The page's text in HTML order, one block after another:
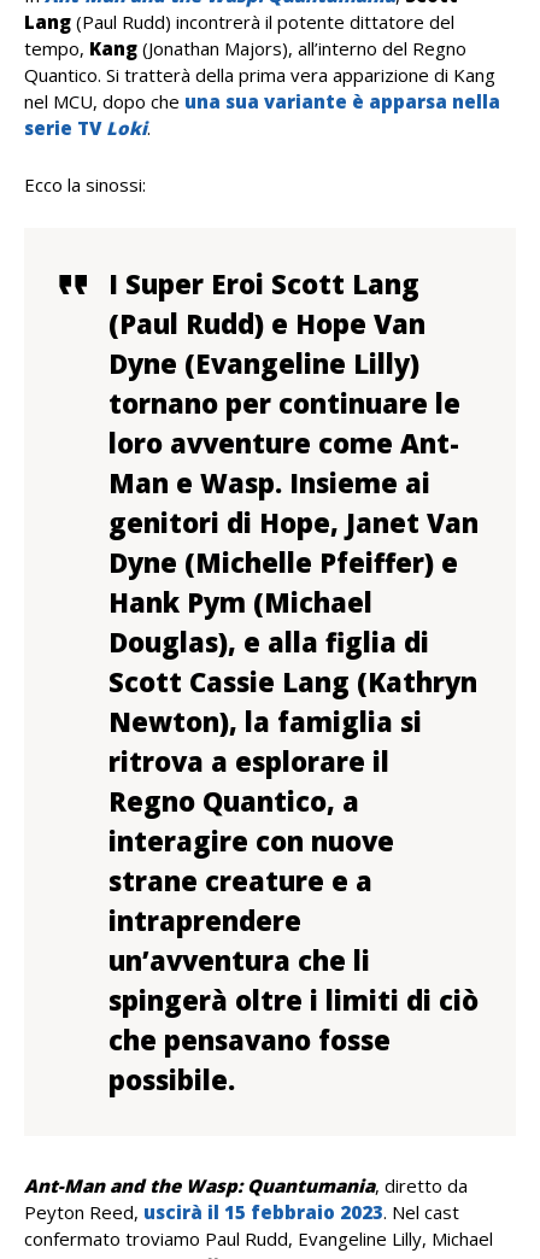
Lang (Paul Rudd) incontrerà il potente dittatore del
tempo, Kang (Jonathan Majors), all’interno del Regno
Quantico. Si tratterà della prima vera apparizione di Kang
nel MCU, dopo che una sua variante è apparsa nella
serie TV Loki.
Ecco la sinossi:
I Super Eroi Scott Lang
(Paul Rudd) e Hope Van
Dyne (Evangeline Lilly)
tornano per continuare le
loro avventure come Ant-
Man e Wasp. Insieme ai
genitori di Hope, Janet Van
Dyne (Michelle Pfeiffer) e
Hank Pym (Michael
Douglas), e alla figlia di
Scott Cassie Lang (Kathryn
Newton), la famiglia si
ritrova a esplorare il
Regno Quantico, a
interagire con nuove
strane creature e a
intraprendere
un’avventura che li
spingerà oltre i limiti di ciò
che pensavano fosse
possibile.
Ant-Man and the Wasp: Quantumania, diretto da
Peyton Reed, uscirà il 15 febbraio 2023. Nel cast
confermato troviamo Paul Rudd, Evangeline Lilly, Michael